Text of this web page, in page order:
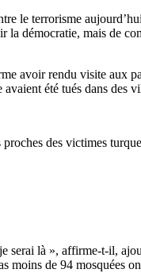
le terrorisme
démocratie, mais de
avoir rendu visite aux
été tués dans des
des victimes
là », affirme-t-il,
moins de 94 mosquées